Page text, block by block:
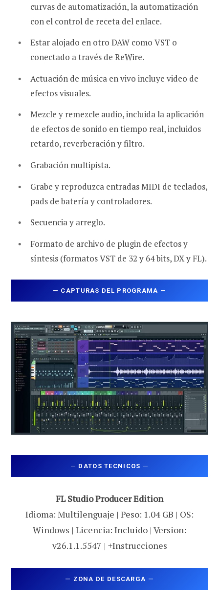
curvas de automatización, la automatización
con el control de receta del enlace.
Estar alojado en otro DAW como VST o
conectado a través de ReWire.
Actuación de música en vivo incluye video de
efectos visuales.
Mezcle y remezcle audio, incluida la aplicación
de efectos de sonido en tiempo real, incluidos
retardo, reverberación y filtro.
Grabación multipista.
Grabe y reproduzca entradas MIDI de teclados,
pads de batería y controladores.
Secuencia y arreglo.
Formato de archivo de plugin de efectos y
síntesis (formatos VST de 32 y 64 bits, DX y FL).
— CAPTURAS DEL PROGRAMA —
— DATOS TECNICOS —
FL Studio Producer Edition
Idioma: Multilenguaje | Peso: 1.04 GB | OS:
Windows | Licencia: Incluido | Version:
v26.1.1.5547 | +Instrucciones
— ZONA DE DESCARGA —